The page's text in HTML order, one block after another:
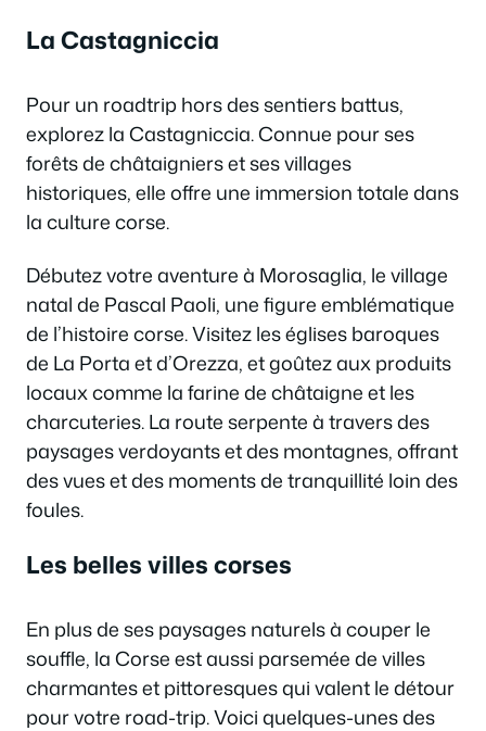
La Castagniccia
Pour un roadtrip hors des sentiers battus,
explorez la Castagniccia. Connue pour ses
forêts de châtaigniers et ses villages
historiques, elle offre une immersion totale dans
la culture corse.
Débutez votre aventure à Morosaglia, le village
natal de Pascal Paoli, une figure emblématique
de l’histoire corse. Visitez les églises baroques
de La Porta et d’Orezza, et goûtez aux produits
locaux comme la farine de châtaigne et les
charcuteries. La route serpente à travers des
paysages verdoyants et des montagnes, offrant
des vues et des moments de tranquillité loin des
foules.
Les belles villes corses
En plus de ses paysages naturels à couper le
souffle, la Corse est aussi parsemée de villes
charmantes et pittoresques qui valent le détour
pour votre road-trip. Voici quelques-unes des